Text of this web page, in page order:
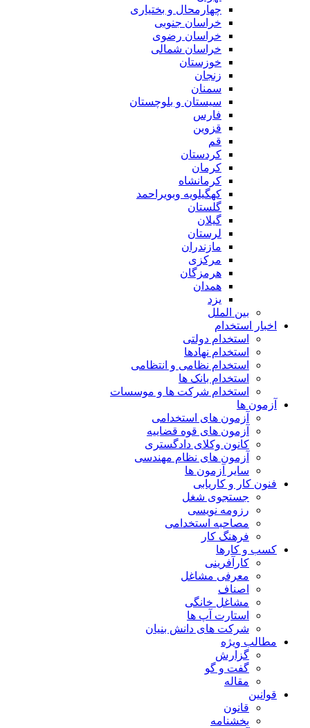
چهارمحال و بختیاری
خراسان جنوبی
خراسان رضوی
خراسان شمالی
خوزستان
زنجان
سمنان
سیستان و بلوچستان
فارس
قزوین
قم
کردستان
کرمان
کرمانشاه
کهگیلویه وبویراحمد
گلستان
گیلان
لرستان
مازندران
مرکزی
هرمزگان
همدان
یزد
بین الملل
اخبار استخدام
استخدام دولتی
استخدام نهادها
استخدام نظامی و انتظامی
استخدام بانک ها
استخدام شرکت ها و موسسات
آزمون ها
آزمون های استخدامی
آزمون های قوه قضاییه
کانون وکلای دادگستری
آزمون های نظام مهندسی
سایر آزمون ها
فنون کار و کاریابی
جستجوی شغل
رزومه نویسی
مصاحبه استخدامی
فرهنگ کار
کسب و کارها
کارآفرینی
معرفی مشاغل
اصناف
مشاغل خانگی
استارت آپ ها
شرکت های دانش بنیان
مطالب ویژه
گزارش
گفت و گو
مقاله
قوانین
قانون
بخشنامه